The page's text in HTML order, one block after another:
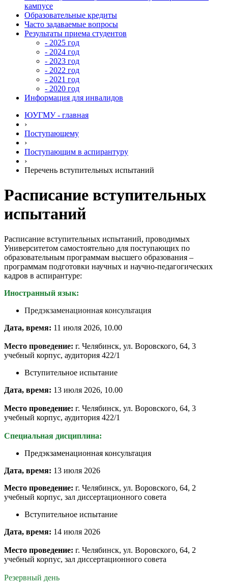
кампусе
Образовательные кредиты
Часто задаваемые вопросы
Результаты приема студентов
- 2025 год
- 2024 год
- 2023 год
- 2022 год
- 2021 год
- 2020 год
Информация для инвалидов
ЮУГМУ - главная
›
Поступающему
›
Поступающим в аспирантуру
›
Перечень вступительных испытаний
Расписание вступительных
испытаний
Расписание вступительных испытаний, проводимых
Университетом самостоятельно для поступающих по
образовательным программам высшего образования –
программам подготовки научных и научно-педагогических
кадров в аспирантуре:
Иностранный язык:
Предэкзаменационная консультация
Дата, время: 11 июля 2026, 10.00
Место проведение: г. Челябинск, ул. Воровского, 64, 3
учебный корпус, аудитория 422/1
Вступительное испытание
Дата, время: 13 июля 2026, 10.00
Место проведение: г. Челябинск, ул. Воровского, 64, 3
учебный корпус, аудитория 422/1
Специальная дисциплина:
Предэкзаменационная консультация
Дата, время: 13 июля 2026
Место проведение: г. Челябинск, ул. Воровского, 64, 2
учебный корпус, зал диссертационного совета
Вступительное испытание
Дата, время: 14 июля 2026
Место проведение: г. Челябинск, ул. Воровского, 64, 2
учебный корпус, зал диссертационного совета
Резервный день